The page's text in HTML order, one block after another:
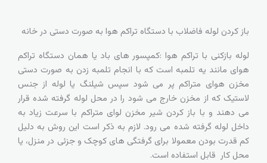
باز کردن لوله فاضلاب با دستگاه تراکم هوا به صورت دستی در خانه
لوله بازکنی با تراکم هوا :کمپسور های باد یا همان دستگاه تراکم
هوای مانند یه تلمبه است که با انجام تلمبه زدن به صورت دستی
مخزن هوای متراکم پر می شود سپس شیلنگ یا لوله از جنس
لاستیک که از مخزن خارج می شود را در محل لوله گرفته شده قرار
می دهند و با باز کردن شیر مخزن لوای متراکم با سرعت زیاد به
داخل لوله گرفته شده می رود. لازم به ذکر است این روش به دلیل
کم قدرت بودن معمولا برای گرفتگی های کوچک و جزئی در منزل، یا
محل کار قابل استفاده است.